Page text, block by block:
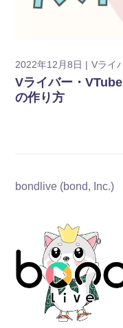
2022年12月8日 Vライ
Vライバー・
の作り方
bondlive (bond, Inc.)